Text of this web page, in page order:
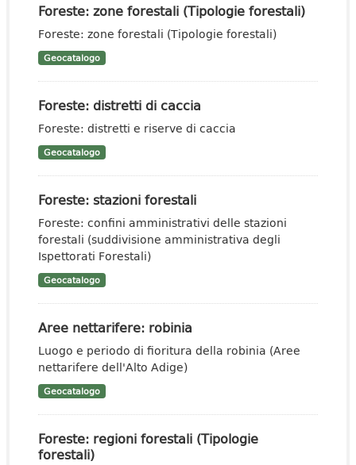
Foreste: zone forestali (Tipologie forestali)
Foreste: zone forestali (Tipologie forestali)
Geocatalogo
Foreste: distretti di caccia
Foreste: distretti e riserve di caccia
Geocatalogo
Foreste: stazioni forestali
Foreste: confini amministrativi delle stazioni
forestali (suddivisione amministrativa degli
Ispettorati Forestali)
Geocatalogo
Aree nettarifere: robinia
Luogo e periodo di fioritura della robinia (Aree
nettarifere dell'Alto Adige)
Geocatalogo
Foreste: regioni forestali (Tipologie
forestali)